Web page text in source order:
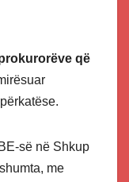
që
së në Shkup
me